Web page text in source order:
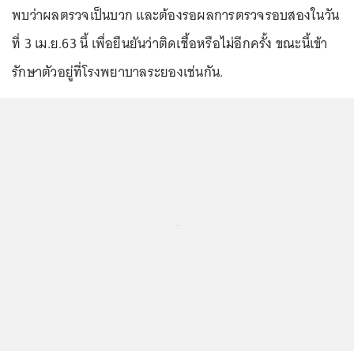
พบว่าผลตรวจเป็นบวก และต้องรอผลการตรวจรอบสองในวัน
ที่ 3 เม.ย.63 นี้ เพื่อยืนยันว่าติดเชื้อหรือไม่อีกครั้ง ขณะนี้เข้า
รักษาตัวอยู่ที่โรงพยาบาลระยองเช่นกัน.